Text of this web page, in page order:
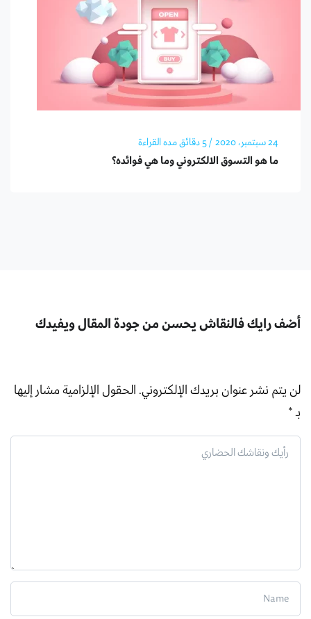
24 سبتمبر، 2020 / 5 دقائق مده القراءة
ما هو التسوق الالكتروني وما هي فوائده؟
أضف رايك فالنقاش يحسن من جودة المقال ويفيدك
لن يتم نشر عنوان بريدك الإلكتروني. الحقول الإلزامية مشار إليها
بـ*